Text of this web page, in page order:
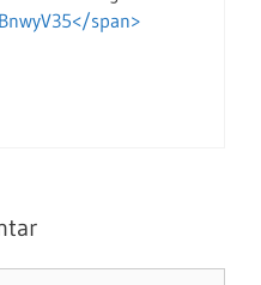
span>